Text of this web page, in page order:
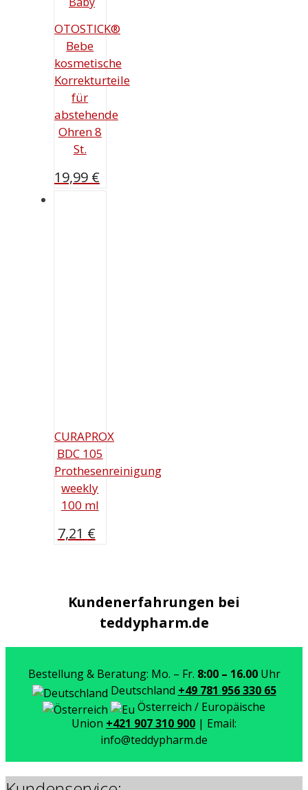
OTOSTICK®
Bebe
kosmetische
Korrekturteile
für
abstehende
Ohren 8
St.
19,99 €
CURAPROX
BDC 105
Prothesenreinigung
weekly
100 ml
7,21 €
Kundenerfahrungen bei
teddypharm.de
Bestellung & Beratung: Mo. – Fr. 8:00 – 16.00Uhr
Deutschland +49 781 956 330 65
Österreich / Europäische
Union +421 907 310 900 | Email:
info@teddypharm.de